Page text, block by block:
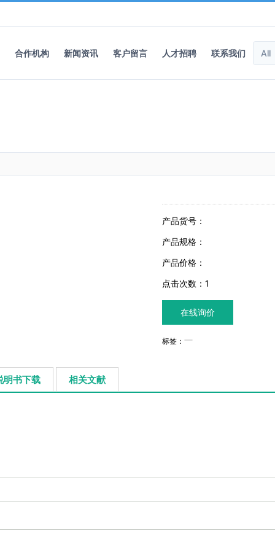
合作机构 新闻资讯 客户留言 人才招聘 联系我们
产品货号：
产品规格：
产品价格：
点击次数： 1
在线询价
标签：
明书下载 相关文献